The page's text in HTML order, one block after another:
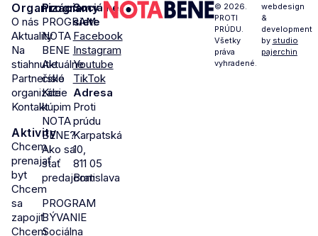
Organizácia
O nás
Aktuality
Na
stiahnutie
Partnerské
organizácie
Kontakt
Aktivity
Chcem
prenajať
byt
Chcem
sa
zapojiť
Chcem
Programy
PROGRAM
NOTA
BENE
Aktuálne
číslo
Kde
kúpim
NOTA
BENE?
Ako sa
stať
predajcom
PROGRAM
BÝVANIE
Sociálna
Sociálne
siete
Facebook
Instagram
Youtube
TikTok
Adresa
Proti
prúdu
Karpatská
10,
811 05
Bratislava
© 2026.
PROTI
PRÚDU.
Všetky
práva
vyhradené.
webdesign
&
development
by studio
pajerchin